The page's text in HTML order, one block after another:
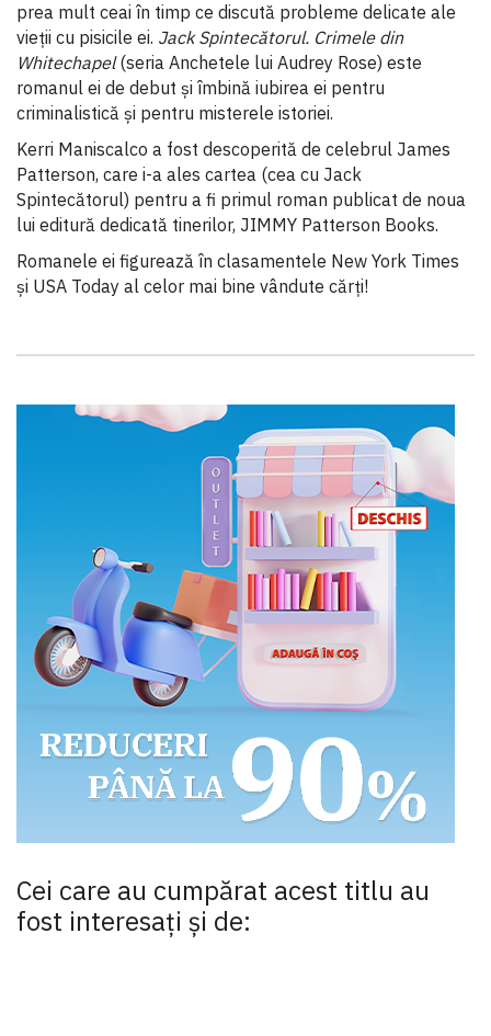
prea mult ceai în timp ce discută probleme delicate ale
vieții cu pisicile ei. Jack Spintecătorul. Crimele din
Whitechapel(seria Anchetele lui Audrey Rose) este
romanul ei de debut și îmbină iubirea ei pentru
criminalistică și pentru misterele istoriei.
Kerri Maniscalco a fost descoperită de celebrul James
Patterson, care i-a ales cartea (cea cu Jack
Spintecătorul) pentru a fi primul roman publicat de noua
lui editură dedicată tinerilor, JIMMY Patterson Books.
Romanele ei figurează în clasamentele New York Times
şi USA Today al celor mai bine vândute cărţi!
Cei care au cumpărat acest titlu au
fost interesaţi şi de: